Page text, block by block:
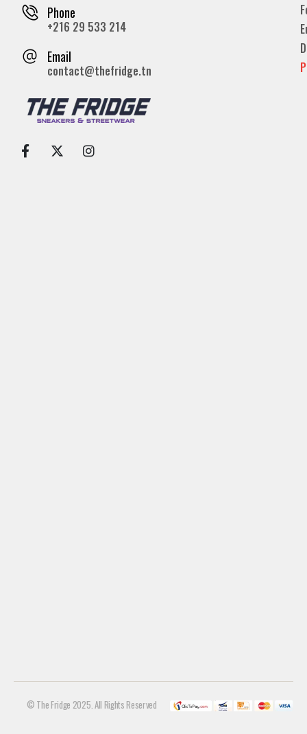
Phone
+216 29 533 214
Email
contact@thefridge.tn
© The Fridge 2025. All Rights Reserved